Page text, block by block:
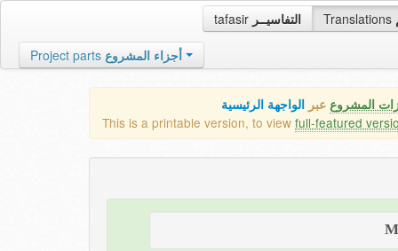
tafasir التفاسيــر Translations
Project parts أجزاء المشروع
المشروع عبر الواجهة الرئيسية
This is a printable version, to view full-featured